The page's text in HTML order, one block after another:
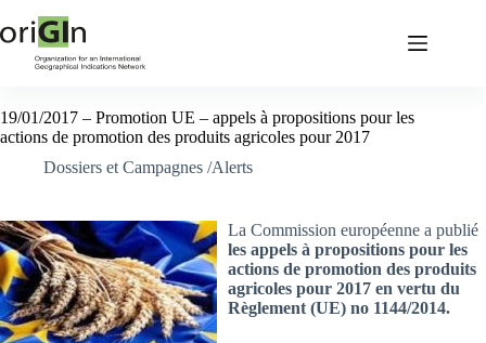
19/01/2017 – Promotion UE – appels à propositions pour les
actions de promotion des produits agricoles pour 2017
Dossiers et Campagnes /Alerts
La Commission européenne a publié
les appels à propositions pour les
actions de promotion des produits
agricoles pour 2017 en vertu du
Règlement (UE) no 1144/2014.